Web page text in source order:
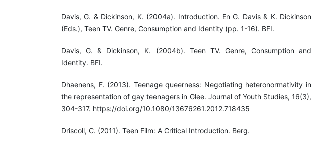
Davis, G. & Dickinson, K. (2004a). Introduction. En G. Davis & K. Dickinson
(Eds.), Teen TV. Genre, Consumption and Identity (pp. 1-16). BFI.
Davis, G. & Dickinson, K. (2004b). Teen TV. Genre, Consumption and
Identity. BFI.
Dhaenens, F. (2013). Teenage queerness: Negotiating heteronormativity in
the representation of gay teenagers in Glee. Journal of Youth Studies, 16(3),
304-317. https://doi.org/10.1080/13676261.2012.718435
Driscoll, C. (2011). Teen Film: A Critical Introduction. Berg.